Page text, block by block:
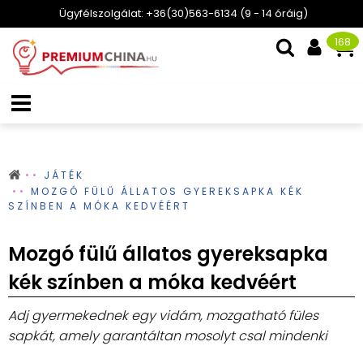
Ügyfélszolgálat: +36(30)563-6134 (9 - 14 óráig)
168
JÁTÉK
MOZGÓ FÜLŰ ÁLLATOS GYEREKSAPKA KÉK
SZÍNBEN A MÓKA KEDVÉÉRT
Mozgó fülű állatos gyereksapka
kék színben a móka kedvéért
Adj gyermekednek egy vidám, mozgatható füles
sapkát, amely garantáltan mosolyt csal mindenki